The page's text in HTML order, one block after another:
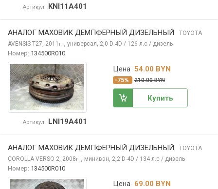
Артикул KNI11A401
АНАЛОГ МАХОВИК ДЕМПФЕРНЫЙ ДИЗЕЛЬНЫЙ
TOYOTA
AVENSIS T27, 2011 г. , универсал, 2,0 D-4D / 126 л.с / дизель
Номер: 134500R010
Артикул LNI19A401
Цена 54.00 BYN
-75% 210.00 BYN
Купить
АНАЛОГ МАХОВИК ДЕМПФЕРНЫЙ ДИЗЕЛЬНЫЙ
TOYOTA
COROLLA VERSO 2, 2008г. , минивэн, 2,2 D-4D / 134 л.с / дизель
Номер: 134500R010
Цена 69.00 BYN